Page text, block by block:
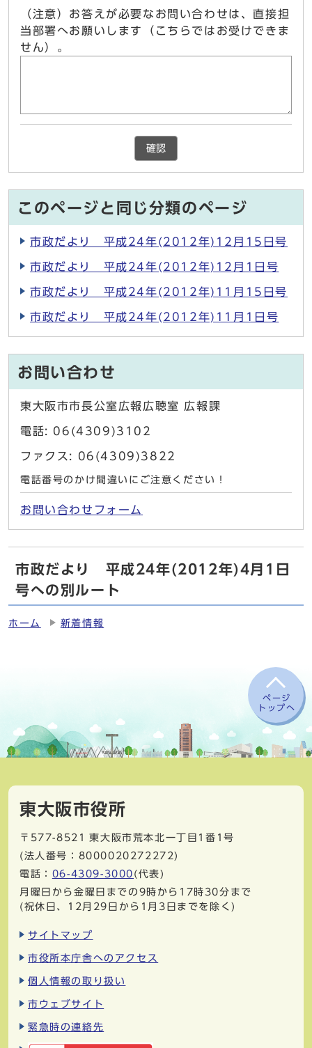
（注意）お答えが必要なお問い合わせは、直接担
当部署へお願いします（こちらではお受けできま
せん）。
確認
このページと同じ分類のページ
市政だより 平成24年(2012年)12月15日号
市政だより 平成24年(2012年)12月1日号
市政だより 平成24年(2012年)11月15日号
市政だより 平成24年(2012年)11月1日号
お問い合わせ
東大阪市市長公室広報広聴室 広報課
電話: 06(4309)3102
ファクス: 06(4309)3822
電話番号のかけ間違いにご注意ください！
お問い合わせフォーム
市政だより 平成24年(2012年)4月1日
号への別ルート
ホーム 新着情報
ページ
トップへ
東大阪市役所
〒577-8521
東大阪市荒本北一丁目1番1号
(法人番号：8000020272272)
電話： 06-4309-3000 (代表)
月曜日から金曜日までの9時から17時30分まで
(祝休日、12月29日から1月3日までを除く)
サイトマップ
市役所本庁舎へのアクセス
個人情報の取り扱い
市ウェブサイト
緊急時の連絡先